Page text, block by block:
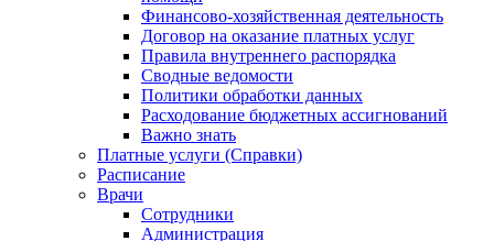
Финансово-хозяйственная деятельность
Договор на оказание платных услуг
Правила внутреннего распорядка
Сводные ведомости
Политики обработки данных
Расходование бюджетных ассигнований
Важно знать
Платные услуги (Справки)
Расписание
Врачи
Сотрудники
Администрация